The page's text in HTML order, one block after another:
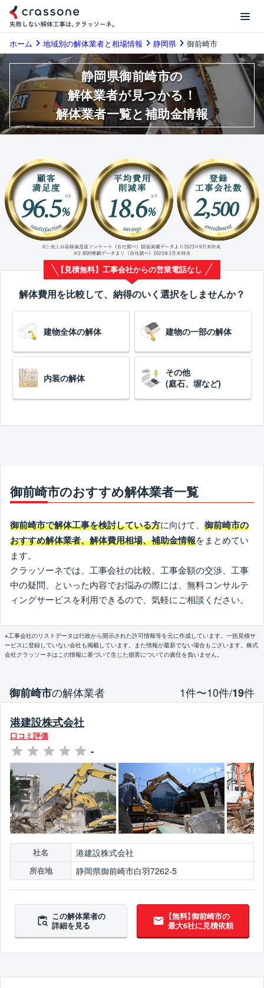
ホーム 地域別の解体業者と相場情報 静岡県 御前崎市
静岡県御前崎市の
解体業者が見つかる！
解体業者一覧と補助金情報
【見積無料】工事会社からの営業電話なし
解体費用を比較して、納得のいく選択をしませんか？
建物全体の解体 建物の一部の解体
内装の解体
その他
(庭石、塀など)
御前崎市のおすすめ解体業者一覧
御前崎市で解体工事を検討している方に向けて、 御前崎市の
おすすめ解体業者、解体費用相場、補助金情報をまとめてい
ます。
クラッソーネでは、工事会社の比較、工事金額の交渉、工事
中の疑問、といった内容でお悩みの際には、無料コンサルテ
ィングサービスを利用できるので、気軽にご相談ください。
※工事会社のリストデータは行政から開示された許可情報等を元に作成しています。一括見積サ
ービスに登録していない会社も掲載しています。また情報が最新でない場合もございます。株式
会社クラッソーネはこの情報に基づいて生じた損害についての責任を負いません。
御前崎市の解体業者 1件〜10件/19件
港建設株式会社
口コミ評価
-
社名 港建設株式会社
所在地 静岡県御前崎市白羽7262-5
この解体業者の
詳細を見る
【無料】御前崎市の
最大6社に見積依頼